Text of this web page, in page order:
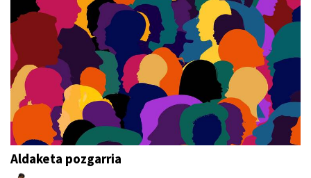
Aldaketa pozgarria